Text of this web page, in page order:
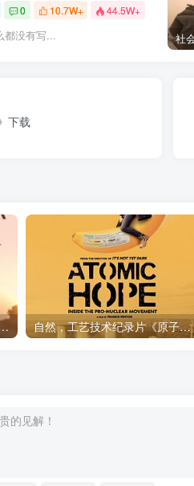
0 10.7W+ 44.5W+
都没有写...
下载
加拉 Makala》下载 自然，工艺技术纪录片《原子能的希望 Atomic Hope – Inside the Pro-Nuclear Movement》下载